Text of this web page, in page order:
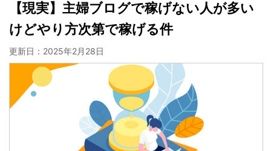
【現実】主婦ブログで稼げない人が多い
けどやり方次第で稼げる件
更新日： 2025年2月28日